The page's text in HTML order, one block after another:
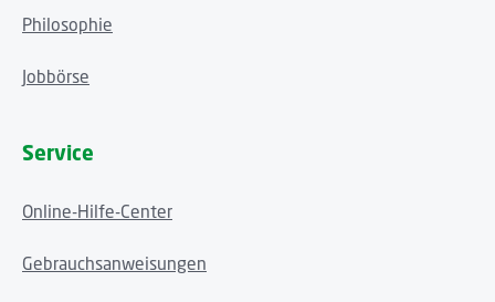
Philosophie
Jobbörse
Service
Online-Hilfe-Center
Gebrauchsanweisungen